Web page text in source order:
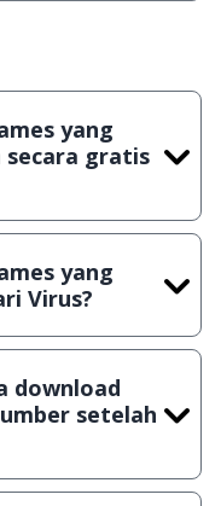
yang
secara gratis
& games yang
yang
Virus?
dengan 3 jenis
dijamin 100%
download
setelah
ada beberapa